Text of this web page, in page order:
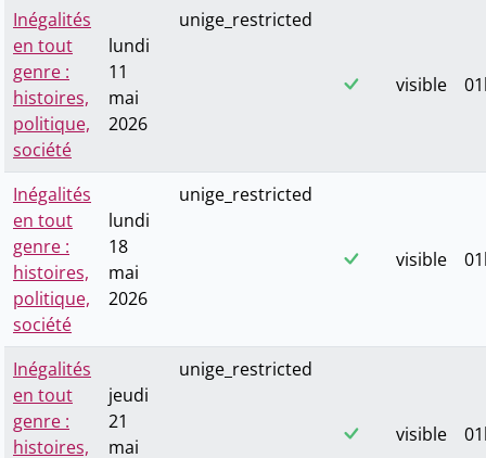
Inégalités
en tout
genre :
histoires,
politique,
société
lundi
11
mai
2026
unige_restricted
visible
Inégalités
en tout
genre :
histoires,
politique,
société
lundi
18
mai
2026
unige_restricted
visible
Inégalités
en tout
genre :
histoires,
jeudi
21
mai
unige_restricted
visible